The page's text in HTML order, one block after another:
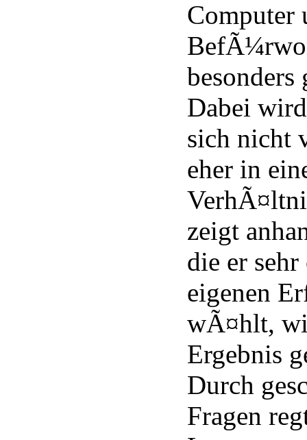
Computer
besonders
Dabei
sich nicht
eher in
zeigt
die er
eigenen
wÃ¤hlt,
Ergebnis
Durch
Fragen